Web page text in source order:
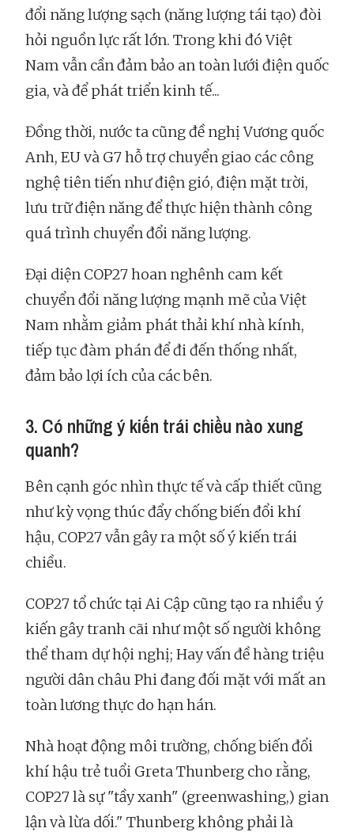
đổi năng lượng sạch (năng lượng tái tạo) đòi
hỏi nguồn lực rất lớn. Trong khi đó Việt
Nam vẫn cần đảm bảo an toàn lưới điện quốc
gia, và để phát triển kinh tế...
Đồng thời, nước ta cũng đề nghị Vương quốc
Anh, EU và G7 hỗ trợ chuyển giao các công
nghệ tiên tiến như điện gió, điện mặt trời,
lưu trữ điện năng để thực hiện thành công
quá trình chuyển đổi năng lượng.
Đại diện COP27 hoan nghênh cam kết
chuyển đổi năng lượng mạnh mẽ của Việt
Nam nhằm giảm phát thải khí nhà kính,
tiếp tục đàm phán để đi đến thống nhất,
đảm bảo lợi ích của các bên.
3. Có những ý kiến trái chiều nào xung
quanh?
Bên cạnh góc nhìn thực tế và cấp thiết cũng
như kỳ vọng thúc đẩy chống biến đổi khí
hậu, COP27 vẫn gây ra một số ý kiến trái
chiều.
COP27 tổ chức tại Ai Cập cũng tạo ra nhiều ý
kiến gây tranh cãi như một số người không
thể tham dự hội nghị; Hay vấn đề hàng triệu
người dân châu Phi đang đối mặt với mất an
toàn lương thực do hạn hán.
Nhà hoạt động môi trường, chống biến đổi
khí hậu trẻ tuổi Greta Thunberg cho rằng,
COP27 là sự "tầy xanh" (greenwashing,) gian
lận và lừa dối." Thunberg không phải là